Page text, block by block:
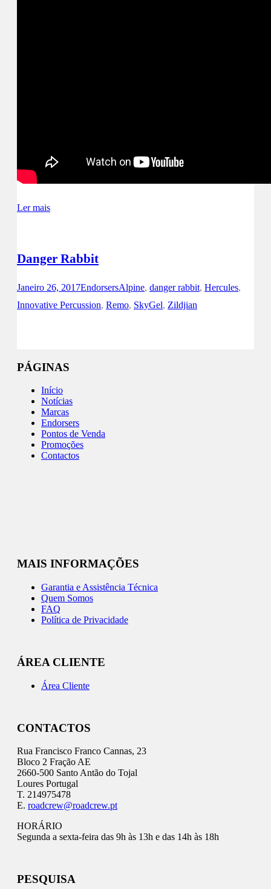
Ler mais
Danger Rabbit
Janeiro 26, 2017EndorsersAlpine, danger rabbit, Hercules,
Innovative Percussion, Remo, SkyGel, Zildjian
PÁGINAS
Início
Notícias
Marcas
Endorsers
Pontos de Venda
Promoções
Contactos
MAIS INFORMAÇÕES
Garantia e Assistência Técnica
Quem Somos
FAQ
Política de Privacidade
ÁREA CLIENTE
Área Cliente
CONTACTOS
Rua Francisco Franco Cannas, 23
Bloco 2 Fração AE
2660-500 Santo Antão do Tojal
Loures Portugal
T. 214975478
E. roadcrew@roadcrew.pt
HORÁRIO
Segunda a sexta-feira das 9h às 13h e das 14h às 18h
PESQUISA